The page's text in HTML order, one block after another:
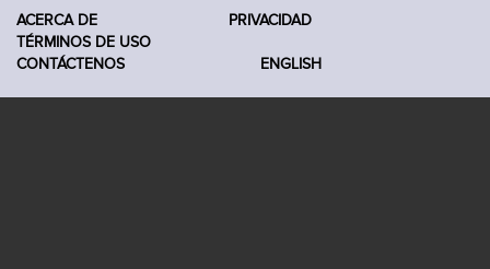
ACERCA DE
PRIVACIDAD
TÉRMINOS DE USO
CONTÁCTENOS
ENGLISH